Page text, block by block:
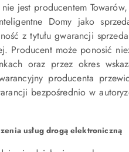
jest producentem
Domy jako
z tytułu gwarancji
Producent może ponosić
oraz przez okres
producenta
bezpośrednio w
usług drogą elektroniczną